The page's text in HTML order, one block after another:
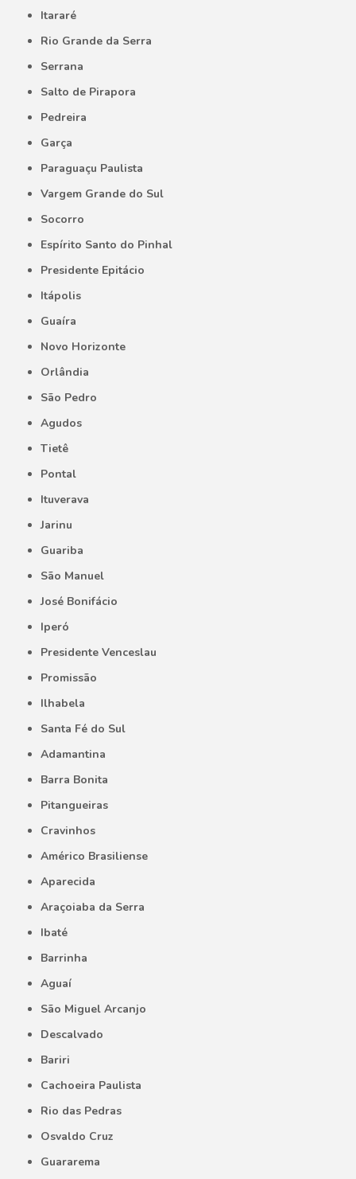
Itararé
Rio Grande da Serra
Serrana
Salto de Pirapora
Pedreira
Garça
Paraguaçu Paulista
Vargem Grande do Sul
Socorro
Espírito Santo do Pinhal
Presidente Epitácio
Itápolis
Guaíra
Novo Horizonte
Orlândia
São Pedro
Agudos
Tietê
Pontal
Ituverava
Jarinu
Guariba
São Manuel
José Bonifácio
Iperó
Presidente Venceslau
Promissão
Ilhabela
Santa Fé do Sul
Adamantina
Barra Bonita
Pitangueiras
Cravinhos
Américo Brasiliense
Aparecida
Araçoiaba da Serra
Ibaté
Barrinha
Aguaí
São Miguel Arcanjo
Descalvado
Bariri
Cachoeira Paulista
Rio das Pedras
Osvaldo Cruz
Guararema